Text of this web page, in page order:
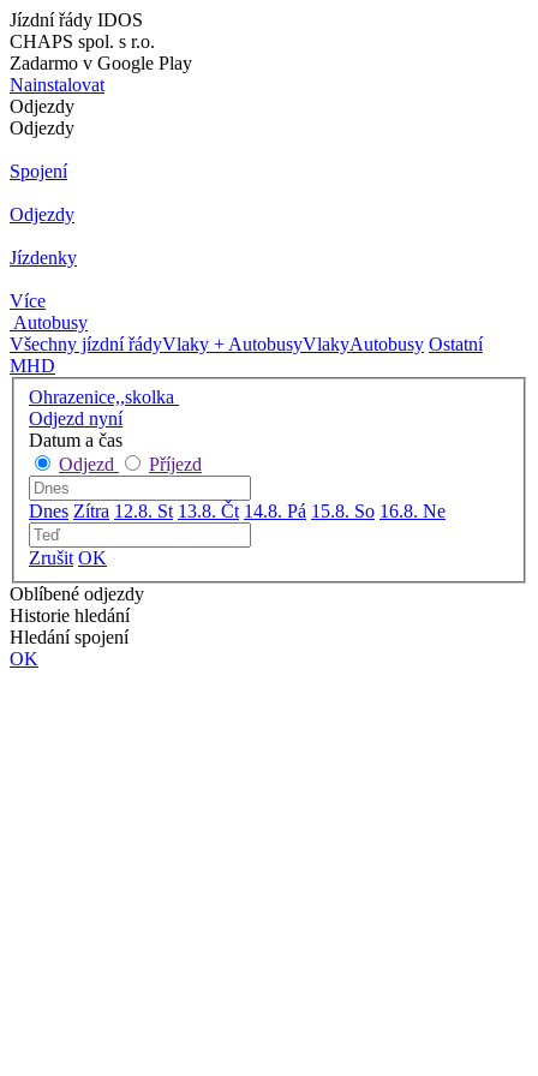
Jízdní řády IDOS
CHAPS spol. s r.o.
Zadarmo v Google Play
Nainstalovat
Odjezdy
Odjezdy
Spojení
Odjezdy
Jízdenky
Více
Autobusy
Všechny jízdní řádyVlaky + AutobusyVlakyAutobusy Ostatní
MHD
Ohrazenice,,skolka
Odjezd nyní
Datum a čas
Odjezd
Příjezd
Dnes Zítra 12.8. St 13.8. Čt 14.8. Pá 15.8. So 16.8. Ne
Zrušit OK
Oblíbené odjezdy
Historie hledání
Hledání spojení
OK